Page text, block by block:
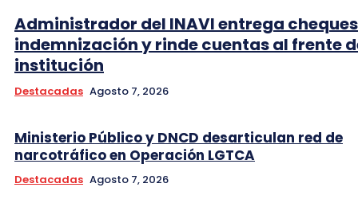
Administrador del INAVI entrega
indemnización y rinde cuentas al frente
institución
Destacadas Agosto 7, 2026
Ministerio Público y DNCD desarticulan red de
narcotráfico en Operación LGTCA
Destacadas Agosto 7, 2026